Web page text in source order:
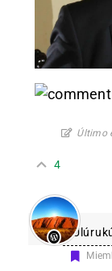
Último
4